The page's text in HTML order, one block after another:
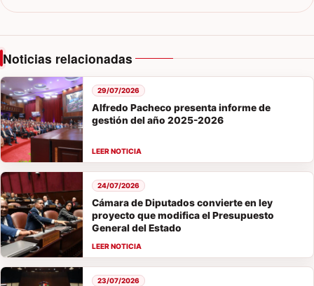
Noticias relacionadas
Alfredo Pacheco presenta informe de
gestión del año 2025-2026
29/07/2026
Cámara de Diputados convierte en ley
proyecto que modifica el Presupuesto
General del Estado
24/07/2026
23/07/2026